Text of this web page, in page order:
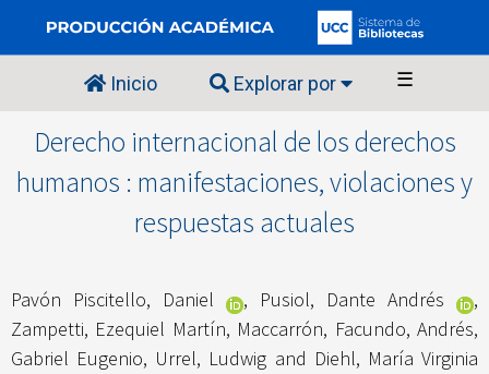
Inicio Explorar por ☰
Derecho internacional de los derechos
humanos : manifestaciones, violaciones y
respuestas actuales
Pavón Piscitello, Daniel , Pusiol, Dante Andrés
,
Zampetti, Ezequiel Martín, Maccarrón, Facundo,Andrés,
Gabriel Eugenio, Urrel, Ludwig and Diehl, María Virginia